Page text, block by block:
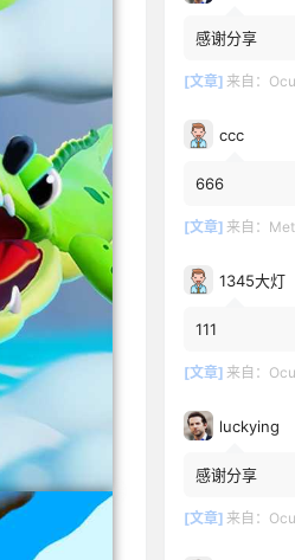
感谢分享
[文章] 来自：
ccc
666
[文章] 来自：
1345大灯
111
[文章] 来自：
luckying
感谢分享
[文章] 来自：